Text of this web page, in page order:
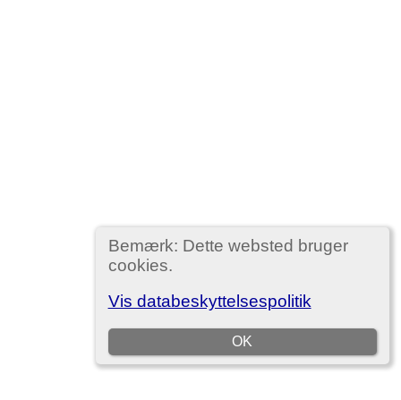
Bemærk: Dette websted bruger
cookies.
Vis databeskyttelsespolitik
OK